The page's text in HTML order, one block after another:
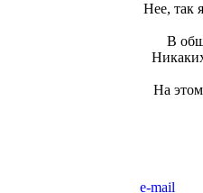
Нее, так
В
На этом
e-mail